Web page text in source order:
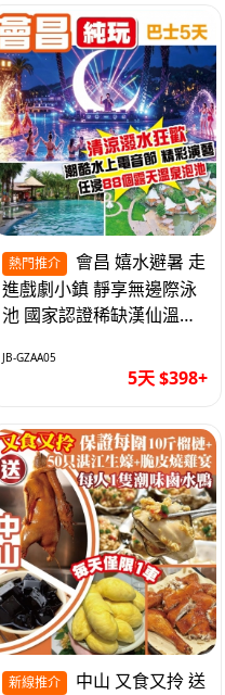
熱門推介
進戲劇小鎮 靜享無邊際泳
池 國家認證稀缺漢仙溫泉
天
JB-GZAA05
5天 $398+
新線推介